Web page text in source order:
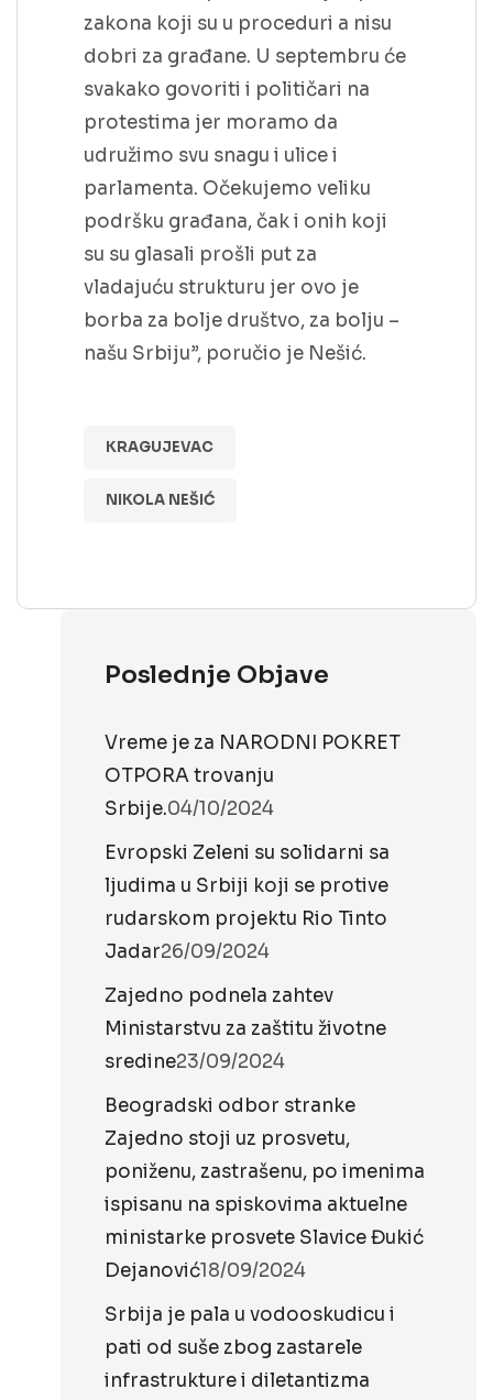
zakona koji su u proceduri a nisu
dobri za građane. U septembru će
svakako govoriti i političari na
protestima jer moramo da
udružimo svu snagu i ulice i
parlamenta. Očekujemo veliku
podršku građana, čak i onih koji
su su glasali prošli put za
vladajuću strukturu jer ovo je
borba za bolje društvo, za bolju –
našu Srbiju”, poručio je Nešić.
KRAGUJEVAC
NIKOLA NEŠIĆ
Poslednje Objave
Vreme je za NARODNI POKRET
OTPORA trovanju
Srbije.04/10/2024
Evropski Zeleni su solidarni sa
ljudima u Srbiji koji se protive
rudarskom projektu Rio Tinto
Jadar26/09/2024
Zajedno podnela zahtev
Ministarstvu za zaštitu životne
sredine23/09/2024
Beogradski odbor stranke
Zajedno stoji uz prosvetu,
poniženu, zastrašenu, po imenima
ispisanu na spiskovima aktuelne
ministarke prosvete Slavice Đukić
Dejanović18/09/2024
Srbija je pala u vodooskudicu i
pati od suše zbog zastarele
infrastrukture i diletantizma